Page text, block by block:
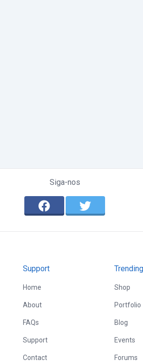
Siga-nos
Support
Home
About
FAQs
Support
Contact
Trending
Shop
Portfolio
Blog
Events
Forums